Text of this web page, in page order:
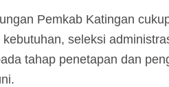
Pemkab Katingan
seleksi
tahap penetapan dan